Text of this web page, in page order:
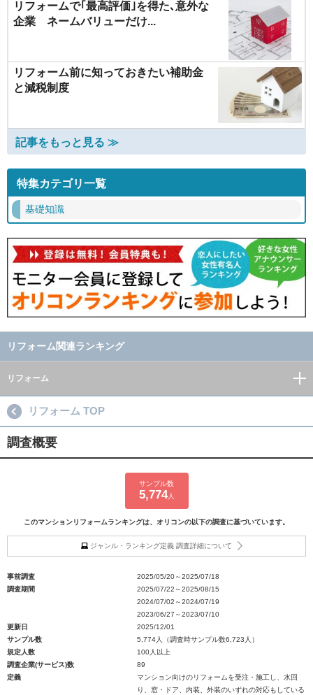
リフォームで｢最高評価｣を得た､意外な
企業 ネームバリューだけ...
リフォーム前に知っておきたい補助金
と減税制度
記事をもっと見る ≫
特集カテゴリ一覧
基礎知識
リフォーム関連ランキング
リフォーム
リフォーム TOP
調査概要
サンプル数
5,774人
このマンションリフォームランキングは、オリコンの以下の調査に基づいています。
ジャンル・ランキング定義 調査詳細について
事前調査
2025/05/20～2025/07/18
調査期間
2025/07/22～2025/08/15
2024/07/02～2024/07/19
2023/06/27～2023/07/10
更新日
2025/12/01
サンプル数
5,774人（調査時サンプル数6,723人）
規定人数
100人以上
調査企業(サービス)数
89
定義
マンション向けのリフォームを受注・施工し、水回
り、窓・ドア、内装、外装のいずれの対応もしている